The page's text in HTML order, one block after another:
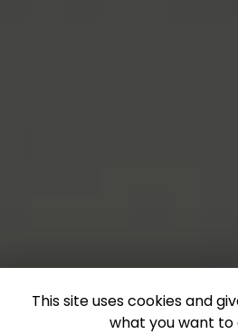
This site uses cookies and
what you want